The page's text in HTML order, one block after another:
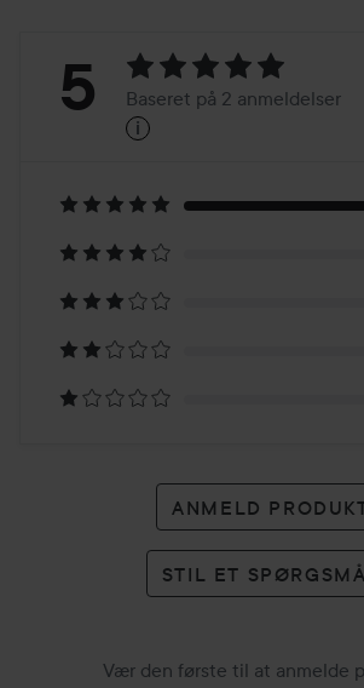
Baseret
på
2
5 Baseret på 2 anmeldelser
i
ANMELD
STIL ET
Vær den første til at anmelde